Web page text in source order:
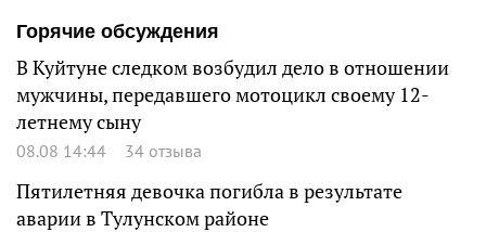
Горячие обсуждения
В Куйтуне следком возбудил дело в отношении
мужчины, передавшего мотоцикл своему 12-
летнему сыну
08.08 14:44 34 отзыва
Пятилетняя девочка погибла в результате
аварии в Тулунском районе